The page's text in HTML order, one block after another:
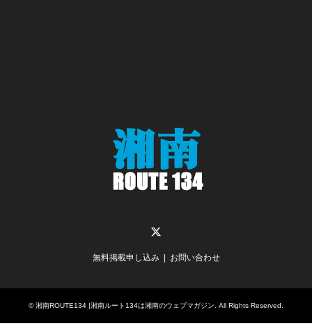
無料掲載申し込み お問い合わせ
©湘南ROUTE134 |湘南ルート134は湘南のウェブマガジン. All Rights Reserved.